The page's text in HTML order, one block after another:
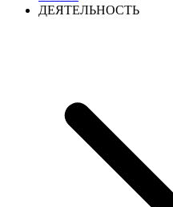
ДЕЯТЕЛЬНОСТЬ